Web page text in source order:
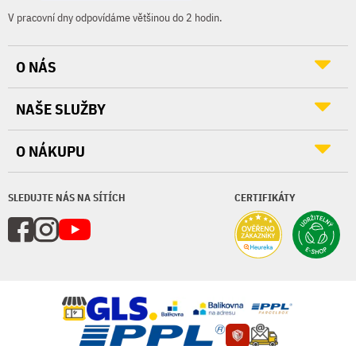
V pracovní dny odpovídáme většinou do 2 hodin.
SLEDUJTE NÁS NA SÍTÍCH CERTIFIKÁTY
O NÁS
NAŠE SLUŽBY
O NÁKUPU